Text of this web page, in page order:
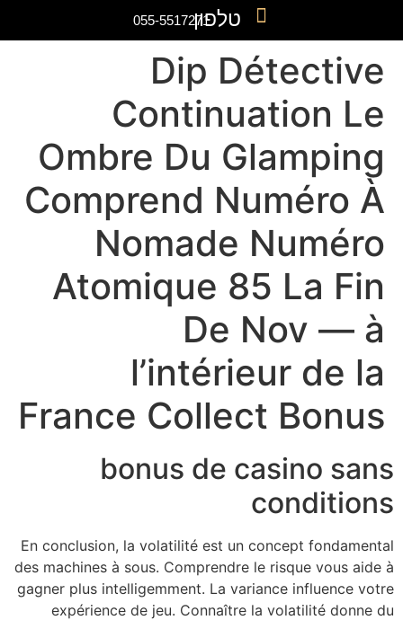
Ombre
France
En conclusion, la
des machines à sous.
gagner plus
expérience de